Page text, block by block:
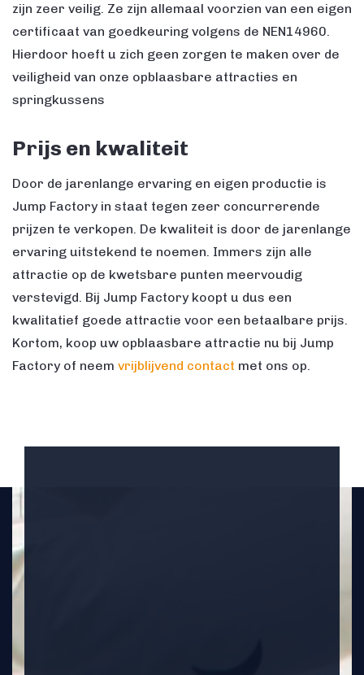
zijn zeer veilig. Ze zijn allemaal voorzien van een eigen
certificaat van goedkeuring volgens de NEN14960.
Hierdoor hoeft u zich geen zorgen te maken over de
veiligheid van onze opblaasbare attracties en
springkussens
Prijs en kwaliteit
Door de jarenlange ervaring en eigen productie is
Jump Factory in staat tegen zeer concurrerende
prijzen te verkopen. De kwaliteit is door de jarenlange
ervaring uitstekend te noemen. Immers zijn alle
attractie op de kwetsbare punten meervoudig
verstevigd. Bij Jump Factory koopt u dus een
kwalitatief goede attractie voor een betaalbare prijs.
Kortom, koop uw opblaasbare attractie nu bij Jump
Factory of neem vrijblijvend contact met ons op.